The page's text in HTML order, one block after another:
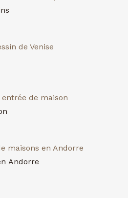
Andorre